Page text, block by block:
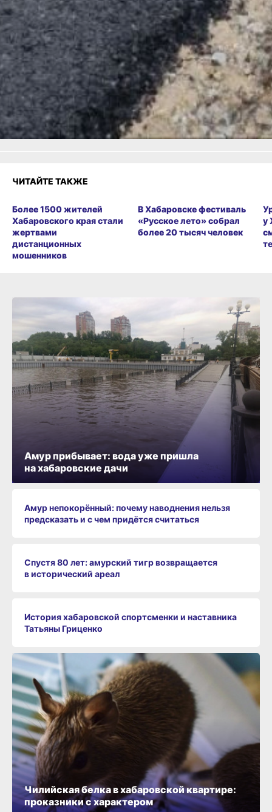
Читайте нас в соцсетях:
ВКонтакте,
Одноклассники, Телеграм
или
Яндекс.Дзен иМАКС
Как вам материал?
Огонь!
Супер
Удивило
Грустно
Злость
Разочарование
ЧИТАЙТЕ ТАКЖЕ
Более 1500 жителей
Хабаровского края стали
жертвами
дистанционных
мошенников
В Хабаровске фестиваль
«Русское лето» собрал
более 20 тысяч человек
у
Амур прибывает: вода уже пришла
на хабаровские дачи
Амур непокорённый: почему наводнения нельзя
предсказать и с чем придётся считаться
Спустя 80 лет: амурский тигр возвращается
в исторический ареал
История хабаровской спортсменки и наставника
Татьяны Гриценко
Чилийская белка в хабаровской квартире:
проказники с характером